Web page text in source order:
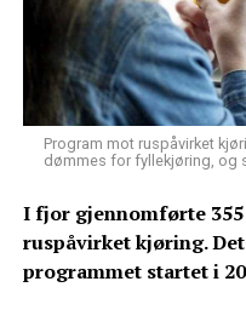
Program mot ruspåvirket
dømmes for fyllekjøring, og
I fjor gjennomførte
ruspåvirket kjøring.
programmet startet i